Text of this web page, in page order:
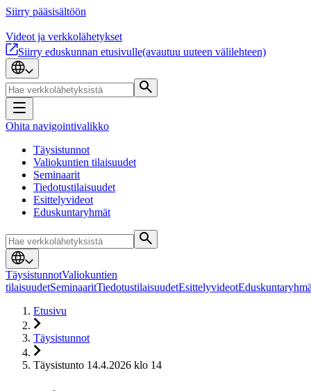
Siirry pääsisältöön
Videot ja verkkolähetykset
Siirry eduskunnan etusivulle(avautuu uuteen välilehteen)
Ohita navigointivalikko
Täysistunnot
Valiokuntien tilaisuudet
Seminaarit
Tiedotustilaisuudet
Esittelyvideot
Eduskuntaryhmät
TäysistunnotValiokuntien
tilaisuudetSeminaaritTiedotustilaisuudetEsittelyvideot
Etusivu
Täysistunnot
Täysistunto 14.4.2026 klo 14